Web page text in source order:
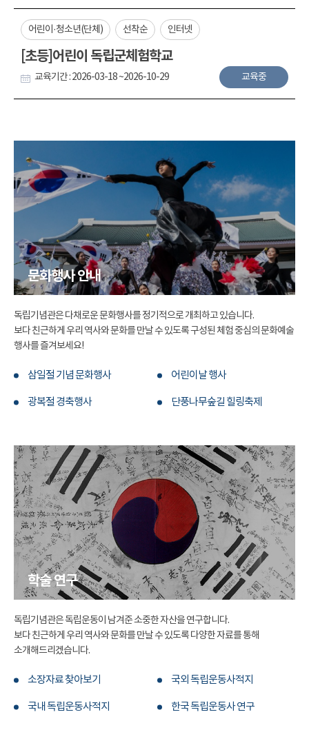
어린이·청소년(단체) 선착순 인터넷
[초등]어린이 독립군체험학교
교육기간 : 2026-03-18 ~2026-10-29 교육중
문화행사 안내
독립기념관은 다채로운 문화행사를 정기적으로 개최하고 있습니다.
보다 친근하게 우리 역사와 문화를 만날 수 있도록 구성된 체험 중심의 문화예술
행사를 즐겨보세요!
삼일절 기념 문화행사 어린이날 행사
광복절 경축행사 단풍나무숲길 힐링축제
학술 연구
독립기념관은 독립운동이 남겨준 소중한 자산을 연구합니다.
보다 친근하게 우리 역사와 문화를 만날 수 있도록 다양한 자료를 통해
소개해드리겠습니다.
소장자료 찾아보기 국외 독립운동사적지
국내 독립운동사적지 한국 독립운동사 연구